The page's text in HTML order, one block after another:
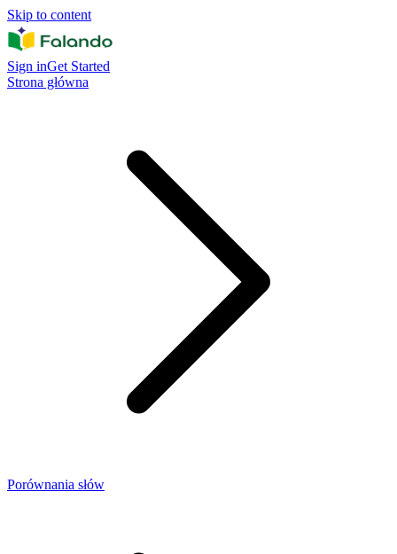
Skip to content
Sign inGet Started
Strona główna
Porównania słów